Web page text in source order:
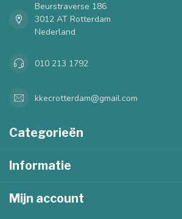
Beurstraverse 186
3012 AT Rotterdam
Nederland
010 213 1792
kkecrotterdam@gmail.com
Categorieën
Informatie
Mijn account